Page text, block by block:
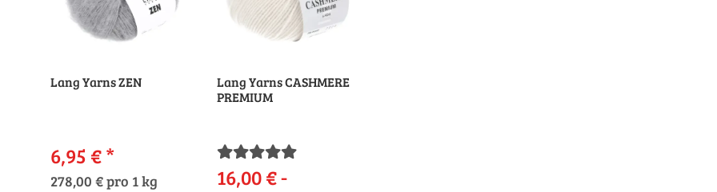
Lang Yarns ZEN
6,95 €*
278,00 € pro 1 kg
Lang Yarns CASHMERE
PREMIUM
16,00 € -